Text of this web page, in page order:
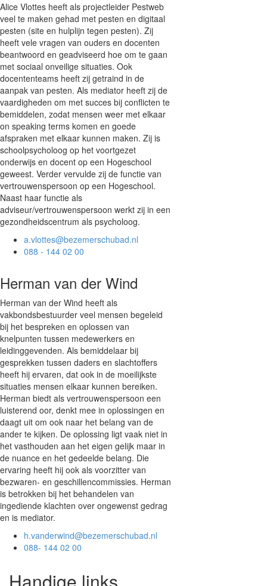
Alice Vlottes heeft als projectleider Pestweb
veel te maken gehad met pesten en digitaal
pesten (site en hulplijn tegen pesten). Zij
heeft vele vragen van ouders en docenten
beantwoord en geadviseerd hoe om te gaan
met sociaal onveilige situaties. Ook
docententeams heeft zij getraind in de
aanpak van pesten. Als mediator heeft zij de
vaardigheden om met succes bij conflicten te
bemiddelen, zodat mensen weer met elkaar
on speaking terms komen en goede
afspraken met elkaar kunnen maken. Zij is
schoolpsycholoog op het voortgezet
onderwijs en docent op een Hogeschool
geweest. Verder vervulde zij de functie van
vertrouwenspersoon op een Hogeschool.
Naast haar functie als
adviseur/vertrouwenspersoon werkt zij in een
gezondheidscentrum als psycholoog.
a.vlottes@bezemerschubad.nl
088 - 144 02 00
Herman van der Wind
Herman van der Wind heeft als
vakbondsbestuurder veel mensen begeleid
bij het bespreken en oplossen van
knelpunten tussen medewerkers en
leidinggevenden. Als bemiddelaar bij
gesprekken tussen daders en slachtoffers
heeft hij ervaren, dat ook in de moeilijkste
situaties mensen elkaar kunnen bereiken.
Herman biedt als vertrouwenspersoon een
luisterend oor, denkt mee in oplossingen en
daagt uit om ook naar het belang van de
ander te kijken. De oplossing ligt vaak niet in
het vasthouden aan het eigen gelijk maar in
de nuance en het gedeelde belang. Die
ervaring heeft hij ook als voorzitter van
bezwaren- en geschillencommissies. Herman
is betrokken bij het behandelen van
ingediende klachten over ongewenst gedrag
en is mediator.
h.vanderwind@bezemerschubad.nl
088- 144 02 00